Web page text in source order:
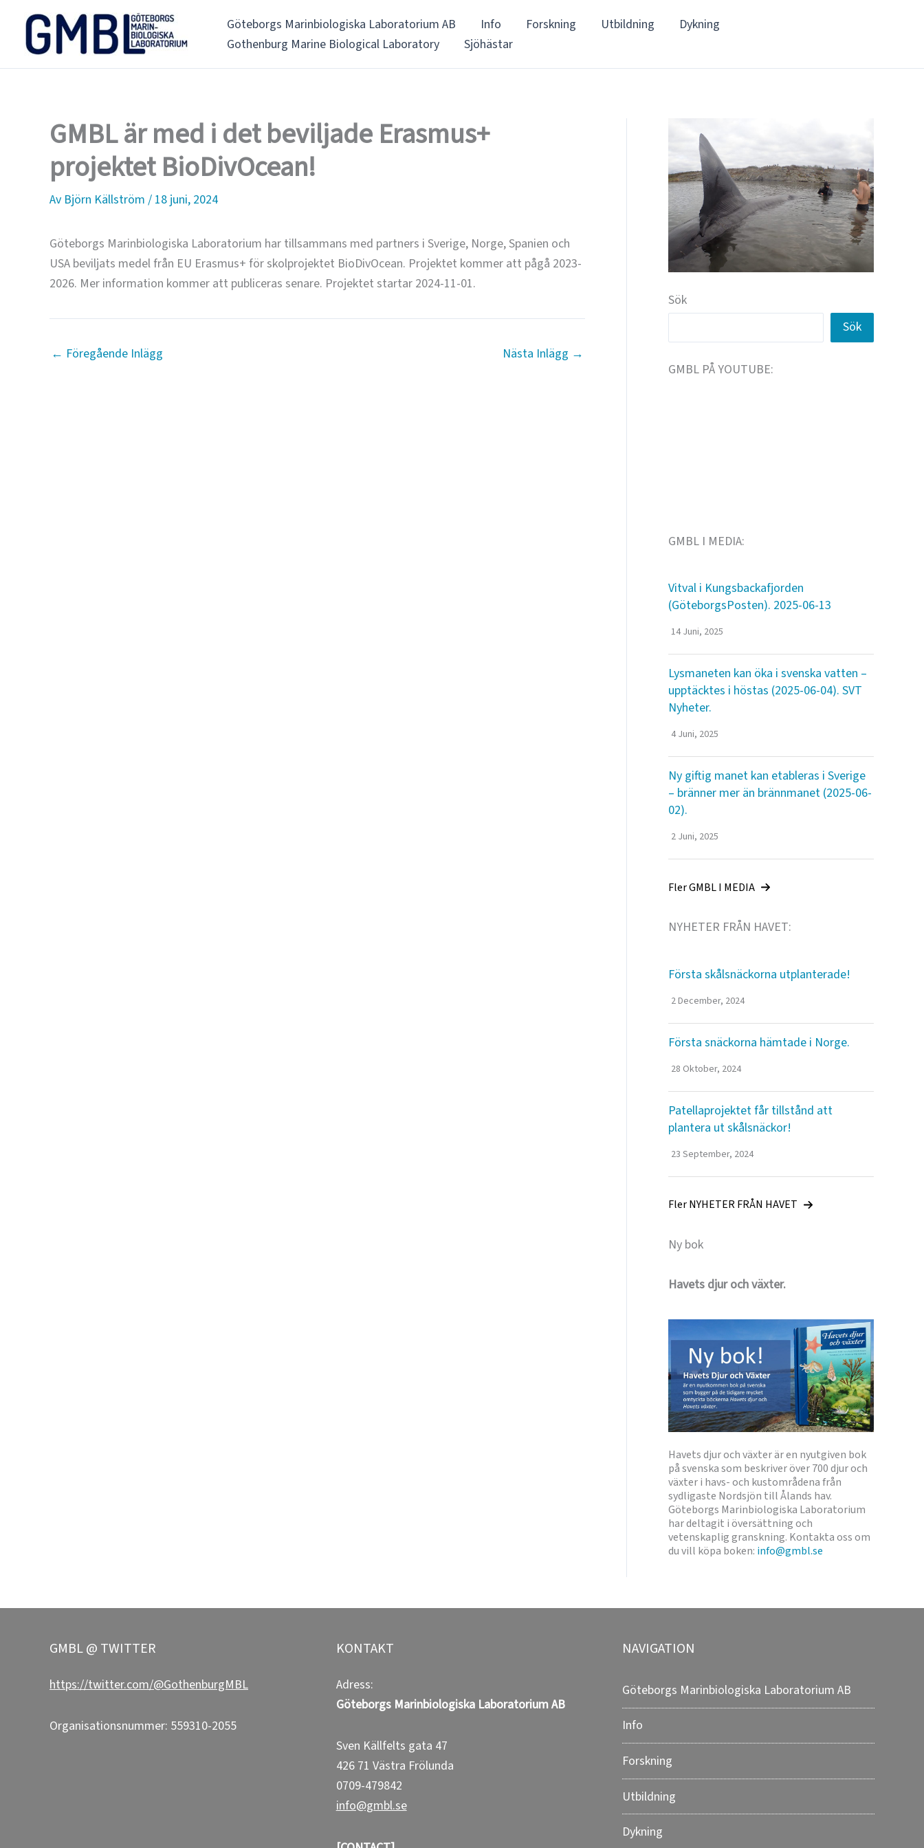
innehåll
Göteborgs Marinbiologiska Laboratorium AB Info Forskning Utbildning
Dykning
Gothenburg Marine Biological Laboratory
Sjöhästar
GMBL är med i det beviljade Erasmus+
projektet BioDivOcean!
Av Björn Källström / 18 juni, 2024
Göteborgs Marinbiologiska Laboratorium har tillsammans med partners i Sverige, Norge, Spanien och
USA beviljats medel från EU Erasmus+ för skolprojektet BioDivOcean. Projektet kommer att pågå 2023-
2026. Mer information kommer att publiceras senare. Projektet startar 2024-11-01.
← Föregående Inlägg Nästa Inlägg →
Sök
Sök
GMBL PÅ YOUTUBE:
GMBL I MEDIA:
Vitval i Kungsbackafjorden
(GöteborgsPosten). 2025-06-13
14 Juni, 2025
Lysmaneten kan öka i svenska vatten –
upptäcktes i höstas (2025-06-04). SVT
Nyheter.
4 Juni, 2025
Ny giftig manet kan etableras i Sverige
– bränner mer än brännmanet (2025-06-
02).
2 Juni, 2025
Fler GMBL I MEDIA
NYHETER FRÅN HAVET:
Första skålsnäckorna utplanterade!
2 December, 2024
Första snäckorna hämtade i Norge.
28 Oktober, 2024
Patellaprojektet får tillstånd att
plantera ut skålsnäckor!
23 September, 2024
Fler NYHETER FRÅN HAVET
Ny bok
Havets djur och växter.
Havets djur och växter är en nyutgiven bok
på svenska som beskriver över 700 djur och
växter i havs- och kustområdena från
sydligaste Nordsjön till Ålands hav.
Göteborgs Marinbiologiska Laboratorium
har deltagit i översättning och
vetenskaplig granskning. Kontakta oss om
du vill köpa boken: info@gmbl.se
GMBL @ TWITTER
https://twitter.com/@GothenburgMBL
Organisationsnummer: 559310-2055
KONTAKT
Adress:
Göteborgs Marinbiologiska LaboratoriumAB
Sven Källfelts gata 47
426 71 Västra Frölunda
0709-479842
info@gmbl.se
NAVIGATION
Göteborgs Marinbiologiska Laboratorium AB
Info
Forskning
Utbildning
Dykning